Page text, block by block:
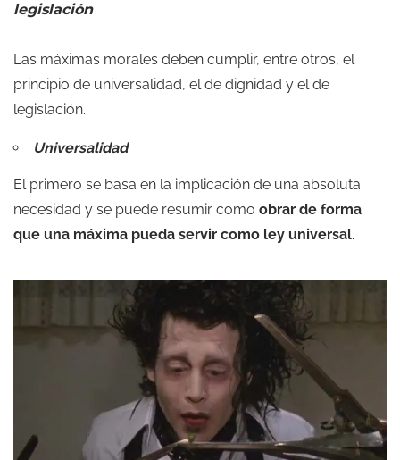
legislación
Las máximas morales deben cumplir, entre otros, el
principio de universalidad, el de dignidad y el de
legislación.
Universalidad
El primero se basa en la implicación de una absoluta
necesidad y se puede resumir como obrar de forma
que una máxima pueda servir como ley universal.